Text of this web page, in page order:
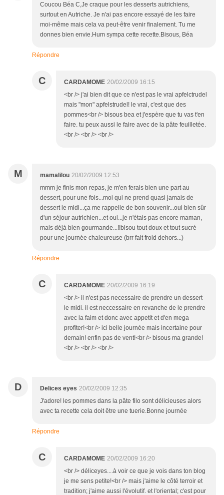
Coucou Béa C,Je craque pour les desserts autrichiens,
surtout en Autriche. Je n'ai pas encore essayé de les faire
moi-même mais cela va peut-être venir finalement. Tu me
donnes bien envie.Hum sympa cette recette.Bisous, Béa
Répondre
C CARDAMOME 20/02/2009 16:15
<br /> j'ai bien dit que ce n'est pas le vrai apfelctrudel
mais "mon" apfelstrudel! le vrai, c'est que des
pommes<br /> bisous bea et j'espère que tu vas t'en
faire. tu peux aussi le faire avec de la pâte feuilletée.
<br /> <br /> <br />
M mamalilou 20/02/2009 12:53
mmm je finis mon repas, je m'en ferais bien une part au
dessert, pour une fois...moi qui ne prend quasi jamais de
dessert le midi...ça me rappelle de bon souvenir...oui bien sûr
d'un séjour autrichien...et oui...je n'étais pas encore maman,
mais déjà bien gourmande...!!bisou tout doux et tout sucré
pour une journée chaleureuse (brr fait froid dehors...)
Répondre
C CARDAMOME 20/02/2009 16:19
<br /> il n'est pas necessaire de prendre un dessert
le midi. il est neccessaire en revanche de le prendre
avec la faim et donc avec appetit et d'en mega
profiter!<br /> ici belle journée mais incertaine pour
demain! enfin pas de vent!<br /> bisous ma grande!
<br /> <br /> <br />
D Delices eyes 20/02/2009 12:35
J'adore! les pommes dans la pâte filo sont délicieuses alors
avec ta recette cela doit être une tuerie.Bonne journée
Répondre
C CARDAMOME 20/02/2009 16:20
<br /> déliceyes....à voir ce que je vois dans ton blog
je me sens petite!<br /> mais j'aime le côté terroir et
tradition; j'aime aussi l'évolutif. et l'oriental; c'est pour